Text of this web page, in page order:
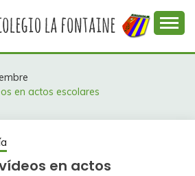
LA
en actos escolares
en actos